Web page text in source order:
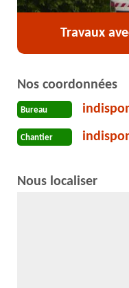
Travaux
Nos coordonnées
Bureau
Chantier
Nous localiser